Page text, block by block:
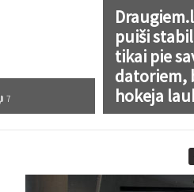
7
puiši
tikai pie
datoriem,
hokeja